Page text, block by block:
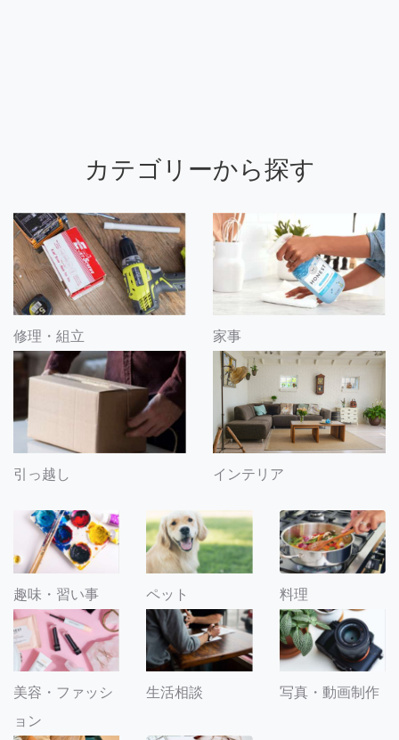
カテゴリーから探す
修理・組立 家事
引っ越し インテリア
趣味・習い事 ペット 料理
美容・ファッシ
ョン
生活相談 写真・動画制作